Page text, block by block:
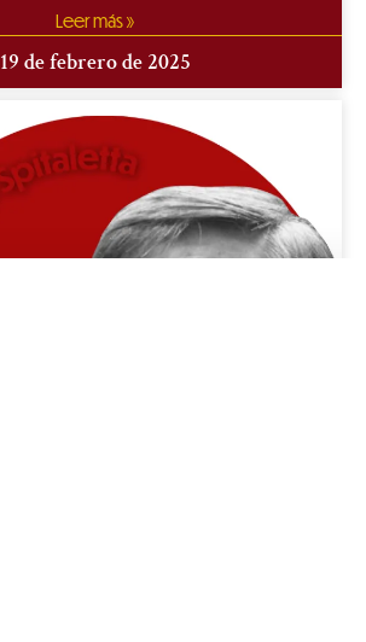
Leer más »
19 de febrero de 2025